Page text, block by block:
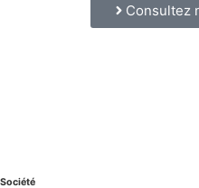
Consultez
Société